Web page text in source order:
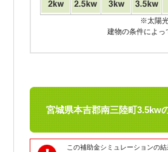
※太陽
建物の条件によっ
宮城県本吉郡南三陸町3.5kw
この補助金シミュレーションの